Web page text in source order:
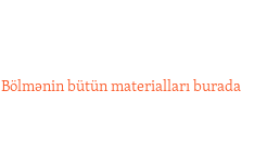
Bölmənin bütün materialları burada